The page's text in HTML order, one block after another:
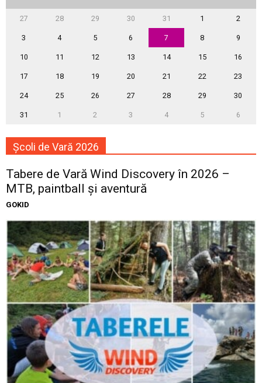
27 28 29 30 31 1 2
3 4 5 6 7 8 9
10 11 12 13 14 15 16
17 18 19 20 21 22 23
24 25 26 27 28 29 30
31 1 2 3 4 5 6
Școli de Vară 2026
Tabere de Vară Wind Discovery în 2026 –
MTB, paintball și aventură
GOKID